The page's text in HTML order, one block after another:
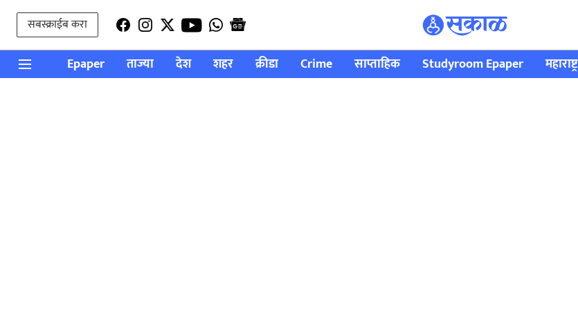
सबस्क्राईब करा
Epaper ताज्या देश शहर क्रीडा Crime साप्ताहिक Studyroom Epaper महाराष्ट्र